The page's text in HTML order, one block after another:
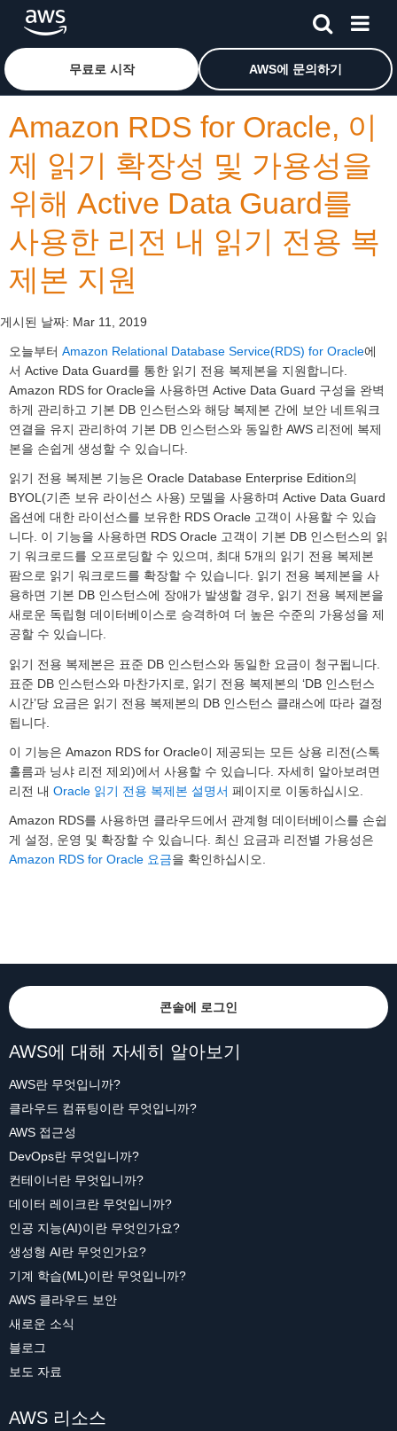
메인 콘텐츠로 건너뛰기Amazon Web Services 홈 페이지로 돌아가려면 여기를 클
무료로 시작 AWS에 문의하기
Amazon RDS for Oracle, 이
제 읽기 확장성 및 가용성을
위해 Active Data Guard를
사용한 리전 내 읽기 전용 복
제본 지원
게시된 날짜: Mar 11, 2019
오늘부터 Amazon Relational Database Service(RDS) for Oracle에
서 Active Data Guard를 통한 읽기 전용 복제본을 지원합니다.
Amazon RDS for Oracle을 사용하면 Active Data Guard 구성을 완벽
하게 관리하고 기본 DB 인스턴스와 해당 복제본 간에 보안 네트워크
연결을 유지 관리하여 기본 DB 인스턴스와 동일한 AWS 리전에 복제
본을 손쉽게 생성할 수 있습니다.
읽기 전용 복제본 기능은 Oracle Database Enterprise Edition의
BYOL(기존 보유 라이선스 사용) 모델을 사용하며 Active Data Guard
옵션에 대한 라이선스를 보유한 RDS Oracle 고객이 사용할 수 있습
니다. 이 기능을 사용하면 RDS Oracle 고객이 기본 DB 인스턴스의 읽
기 워크로드를 오프로딩할 수 있으며, 최대 5개의 읽기 전용 복제본
팜으로 읽기 워크로드를 확장할 수 있습니다. 읽기 전용 복제본을 사
용하면 기본 DB 인스턴스에 장애가 발생할 경우, 읽기 전용 복제본을
새로운 독립형 데이터베이스로 승격하여 더 높은 수준의 가용성을 제
공할 수 있습니다.
읽기 전용 복제본은 표준 DB 인스턴스와 동일한 요금이 청구됩니다.
표준 DB 인스턴스와 마찬가지로, 읽기 전용 복제본의 ‘DB 인스턴스
시간’당 요금은 읽기 전용 복제본의 DB 인스턴스 클래스에 따라 결정
됩니다.
이 기능은 Amazon RDS for Oracle이 제공되는 모든 상용 리전(스톡
홀름과 닝샤 리전 제외)에서 사용할 수 있습니다. 자세히 알아보려면
리전 내 Oracle 읽기 전용 복제본 설명서 페이지로 이동하십시오.
Amazon RDS를 사용하면 클라우드에서 관계형 데이터베이스를 손쉽
게 설정, 운영 및 확장할 수 있습니다. 최신 요금과 리전별 가용성은
Amazon RDS for Oracle 요금을 확인하십시오.
콘솔에 로그인
AWS에 대해 자세히 알아보기
AWS란 무엇입니까?
클라우드 컴퓨팅이란 무엇입니까?
AWS 접근성
DevOps란 무엇입니까?
컨테이너란 무엇입니까?
데이터 레이크란 무엇입니까?
인공 지능(AI)이란 무엇인가요?
생성형 AI란 무엇인가요?
기계 학습(ML)이란 무엇입니까?
AWS 클라우드 보안
새로운 소식
블로그
보도 자료
AWS 리소스